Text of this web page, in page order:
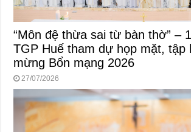
“Môn đệ thừa sai từ bàn thờ” –
TGP Huế tham dự họp mặt, tập
mừng Bổn mạng 2026
27/07/2026